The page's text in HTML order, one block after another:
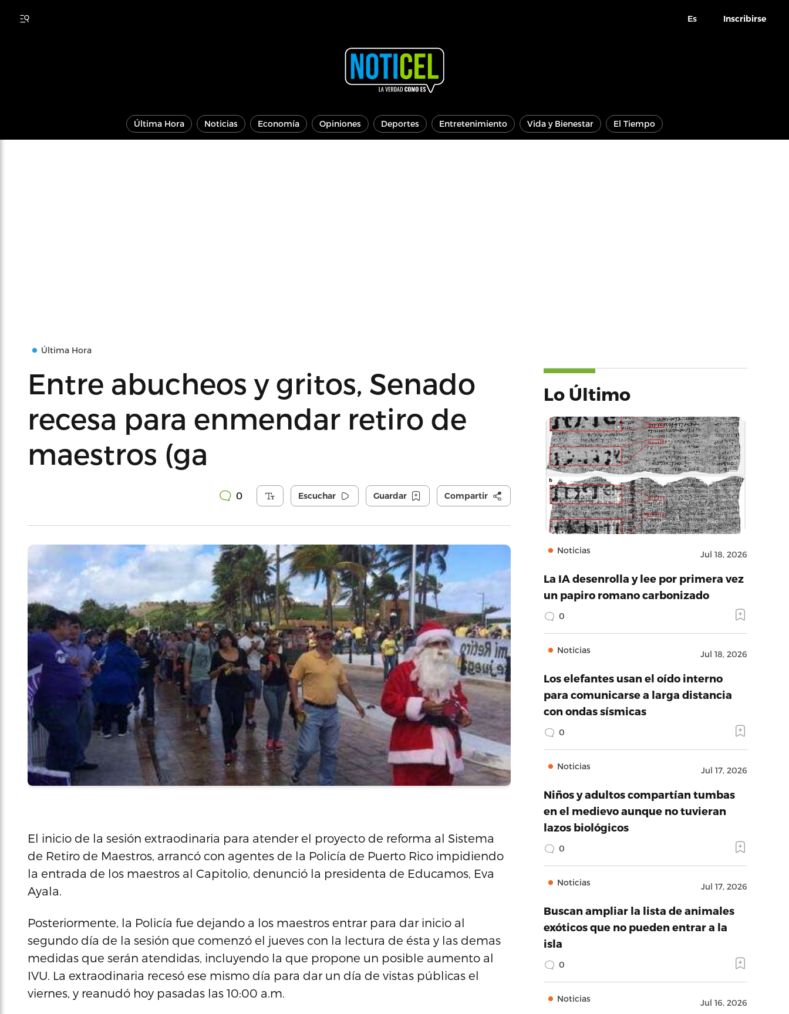
Es Inscribirse
Última Hora Noticias Economía Opiniones Deportes Entretenimiento Vida y Bienestar El Tiempo
Última Hora
Entre abucheos y gritos, Senado
recesa para enmendar retiro de
maestros (ga
0 Escuchar Guardar Compartir
El inicio de la sesión extraodinaria para atender el proyecto de reforma al Sistema
de Retiro de Maestros, arrancó con agentes de la Policía de Puerto Rico impidiendo
la entrada de los maestros al Capitolio, denunció la presidenta de Educamos, Eva
Ayala.
Posteriormente, la Policía fue dejando a los maestros entrar para dar inicio al
segundo día de la sesión que comenzó el jueves con la lectura de ésta y las demas
medidas que serán atendidas, incluyendo la que propone un posible aumento al
IVU. La extraodinaria recesó ese mismo día para dar un día de vistas públicas el
viernes, y reanudó hoy pasadas las 10:00 a.m.
Lo Último
Noticias Jul 18, 2026
La IA desenrolla y lee por primera vez
un papiro romano carbonizado
0
Noticias Jul 18, 2026
Los elefantes usan el oído interno
para comunicarse a larga distancia
con ondas sísmicas
0
Noticias Jul 17, 2026
Niños y adultos compartían tumbas
en el medievo aunque no tuvieran
lazos biológicos
0
Noticias Jul 17, 2026
Buscan ampliar la lista de animales
exóticos que no pueden entrar a la
isla
0
Noticias Jul 16, 2026